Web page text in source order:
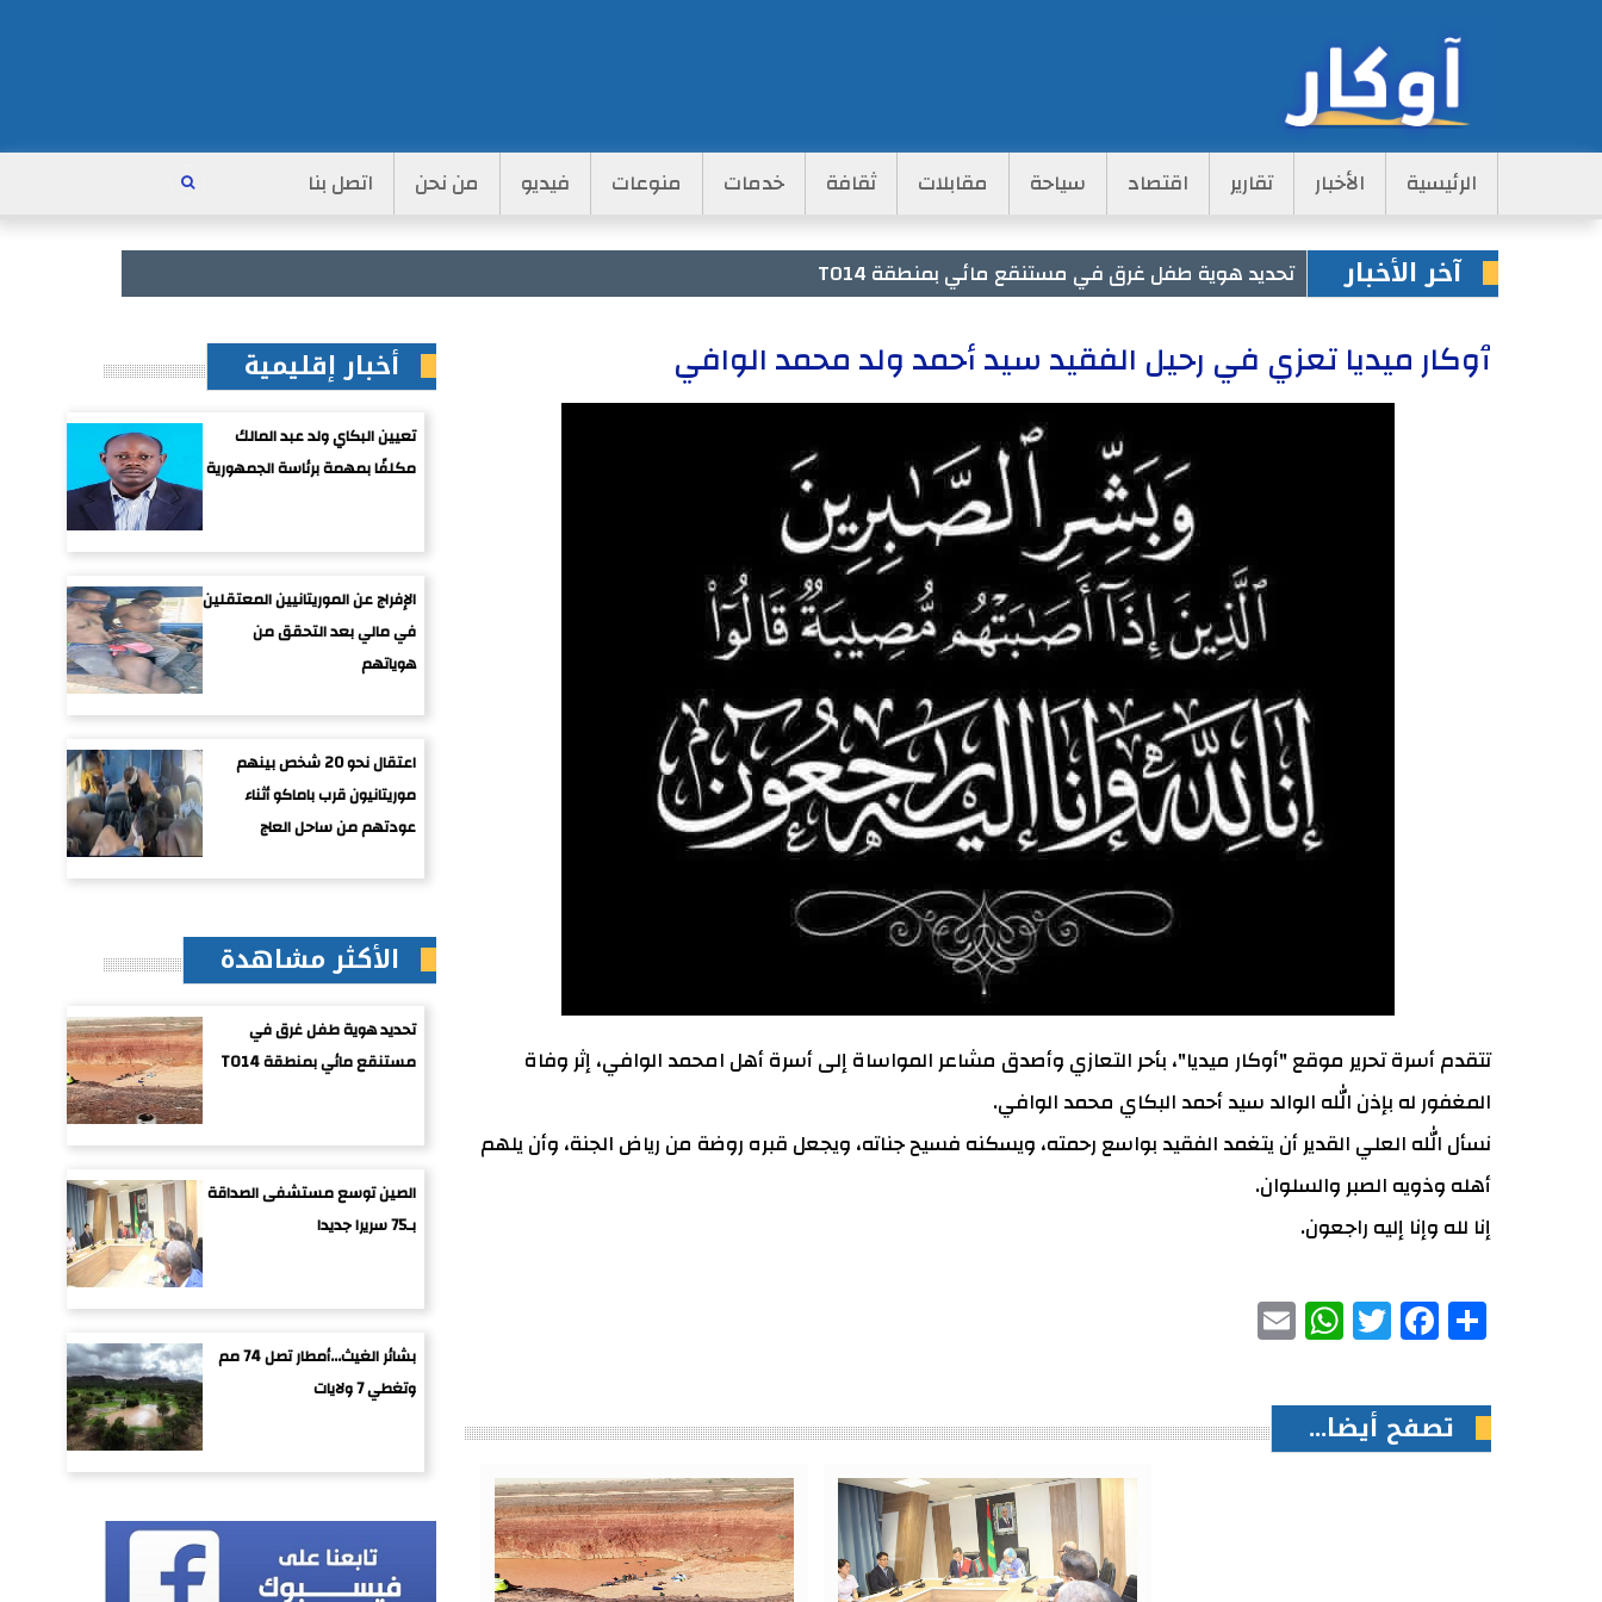
Main
Navigation
الرئيسية الأخبار تقارير اقتصاد سياحة مقابلات ثقافة خدمات منوعات فيديو من نحن اتصل بنا
آخر الأخبار تحديد هوية طفل غرق في مستنقع مائي بمنطقة TO14
ٱوكار ميديا تعزي في رحيل الفقيد سيد أحمد ولد محمد الوافي
تتقدم أسرة تحرير موقع "أوكار ميديا"، بأحر التعازي وأصدق مشاعر المواساة إلى أسرة أهل امحمد الوافي، إثر وفاة
المغفور له بإذن الله الوالد سيد أحمد البكاي محمد الوافي.
نسأل الله العلي القدير أن يتغمد الفقيد بواسع رحمته، ويسكنه فسيح جناته، ويجعل قبره روضة من رياض الجنة، وأن يلهم
أهله وذويه الصبر والسلوان.
إنا لله وإنا إليه راجعون.
Share
Facebook
Twitter
WhatsApp
تصفح أيضا...
أخبار إقليمية
تعيين البكاي ولد عبد المالك
مكلفًا بمهمة برئاسة الجمهورية
الإفراج عن الموريتانيين المعتقلين
في مالي بعد التحقق من
هوياتهم
اعتقال نحو 20 شخص بينهم
موريتانيون قرب باماكو أثناء
عودتهم من ساحل العاج
الأكثر مشاهدة
تحديد هوية طفل غرق في
مستنقع مائي بمنطقة TO14
الصين توسع مستشفى الصداقة
بـ75 سريرا جديدا
بشائر الغيث...أمطار تصل 74 مم
وتغطي 7 ولايات